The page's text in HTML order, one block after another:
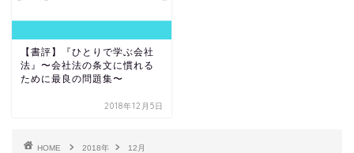
【書評】『ひとりで学ぶ会社
法』〜会社法の条文に慣れる
ために最良の問題集〜
2018年12月5日
HOME 2018年 12月